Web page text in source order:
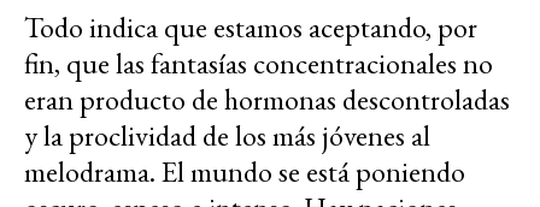
Todo indica que estamos aceptando, por
fin, que las fantasías concentracionales no
eran producto de hormonas descontroladas
y la proclividad de los más jóvenes al
melodrama. El mundo se está poniendo